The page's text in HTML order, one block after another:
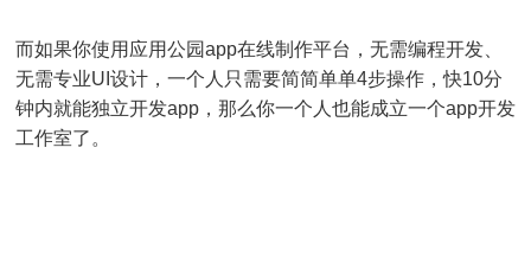
而如果你使用应用公园app在线制作平台，无需编程开发、
无需专业UI设计，一个人只需要简简单单4步操作，快10分
钟内就能独立开发app，那么你一个人也能成立一个app开发
工作室了。